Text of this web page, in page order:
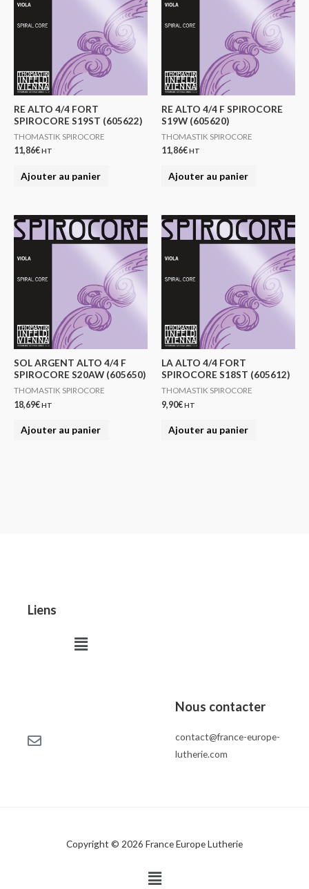
RE ALTO 4/4 FORT
SPIROCORE S19ST (605622)
THOMASTIK SPIROCORE
11,86€HT
Ajouter au panier
RE ALTO 4/4 F SPIROCORE
S19W (605620)
THOMASTIK SPIROCORE
11,86€HT
Ajouter au panier
SOL ARGENT ALTO 4/4 F
SPIROCORE S20AW (605650)
THOMASTIK SPIROCORE
18,69€HT
Ajouter au panier
LA ALTO 4/4 FORT
SPIROCORE S18ST (605612)
THOMASTIK SPIROCORE
9,90€HT
Ajouter au panier
Liens
Menu
Nous contacter
contact@france-europe-
lutherie.com
Copyright © 2026 France Europe Lutherie
Menu